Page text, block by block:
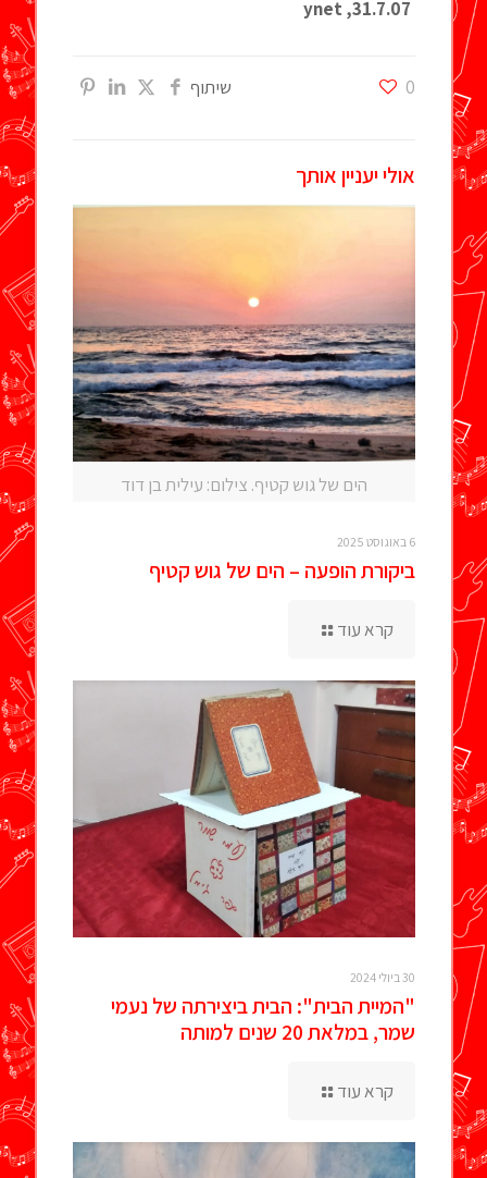
31.7.07, ynet
שיתוף 0
אולי יעניין אותך
הים של גוש קטיף. צילום: עילית בן דוד
6 באוגוסט 2025
ביקורת הופעה – הים של גוש קטיף
קרא עוד
30 ביולי 2024
"המיית הבית": הבית ביצירתה של נעמי
שמר, במלאת 20 שנים למותה
קרא עוד